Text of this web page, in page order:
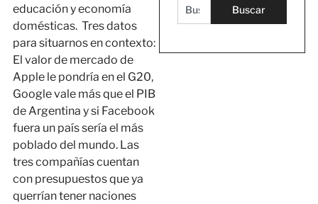
educación y economía
domésticas. Tres datos
para situarnos en contexto:
El valor de mercado de
Apple le pondría en el G20,
Google vale más que el PIB
de Argentina y si Facebook
fuera un país sería el más
poblado del mundo. Las
tres compañías cuentan
con presupuestos que ya
querrían tener naciones
Buscar